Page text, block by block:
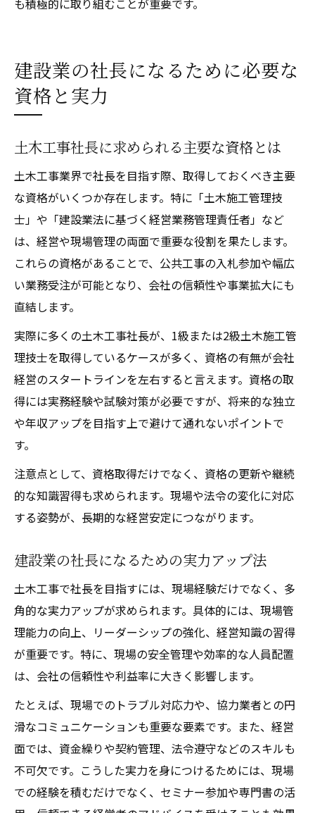
も積極的に取り組むことが重要です。
建設業の社長になるために必要な
資格と実力
土木工事社長に求められる主要な資格とは
土木工事業界で社長を目指す際、取得しておくべき主要
な資格がいくつか存在します。特に「土木施工管理技
士」や「建設業法に基づく経営業務管理責任者」など
は、経営や現場管理の両面で重要な役割を果たします。
これらの資格があることで、公共工事の入札参加や幅広
い業務受注が可能となり、会社の信頼性や事業拡大にも
直結します。
実際に多くの土木工事社長が、1級または2級土木施工管
理技士を取得しているケースが多く、資格の有無が会社
経営のスタートラインを左右すると言えます。資格の取
得には実務経験や試験対策が必要ですが、将来的な独立
や年収アップを目指す上で避けて通れないポイントで
す。
注意点として、資格取得だけでなく、資格の更新や継続
的な知識習得も求められます。現場や法令の変化に対応
する姿勢が、長期的な経営安定につながります。
建設業の社長になるための実力アップ法
土木工事で社長を目指すには、現場経験だけでなく、多
角的な実力アップが求められます。具体的には、現場管
理能力の向上、リーダーシップの強化、経営知識の習得
が重要です。特に、現場の安全管理や効率的な人員配置
は、会社の信頼性や利益率に大きく影響します。
たとえば、現場でのトラブル対応力や、協力業者との円
滑なコミュニケーションも重要な要素です。また、経営
面では、資金繰りや契約管理、法令遵守などのスキルも
不可欠です。こうした実力を身につけるためには、現場
での経験を積むだけでなく、セミナー参加や専門書の活